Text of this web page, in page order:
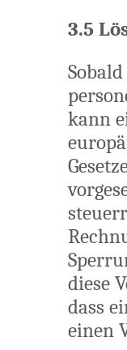
3.5
kann
diese
dass
einen